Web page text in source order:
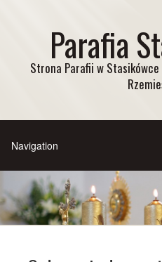
Parafia
Strona Parafii w